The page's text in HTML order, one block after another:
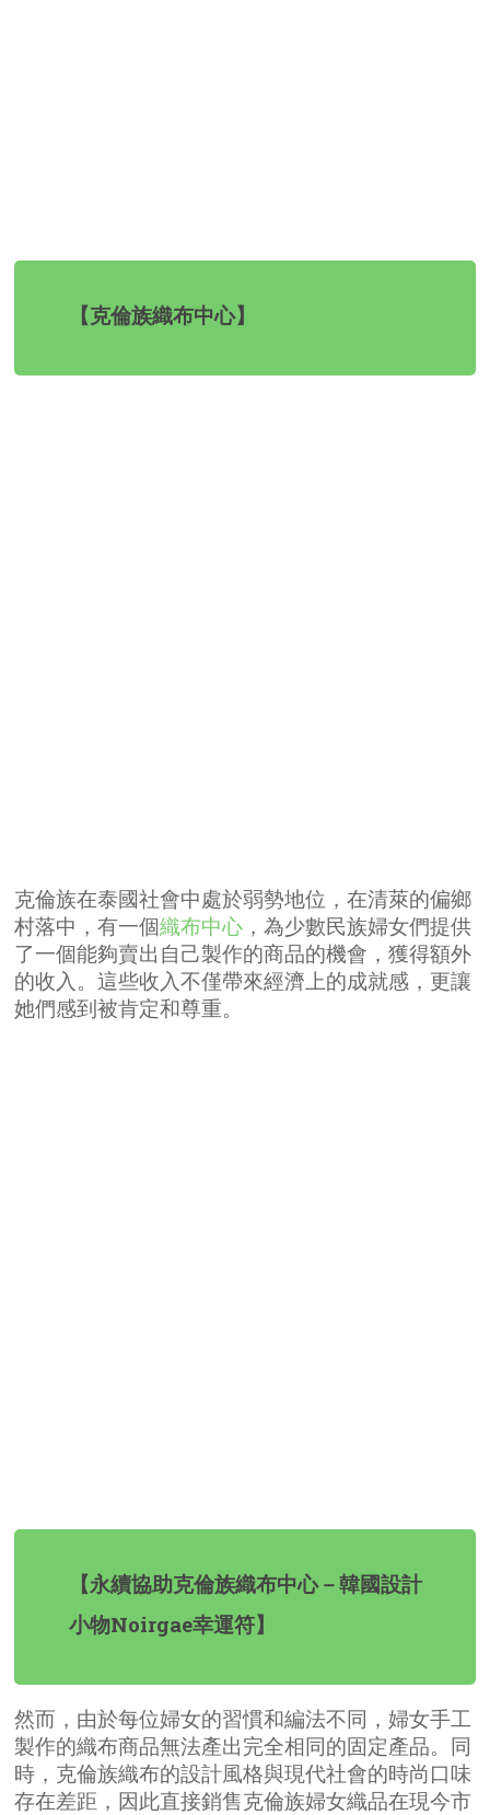
【克倫族織布中心】
克倫族在泰國社會中處於弱勢地位，在清萊的偏鄉
村落中，有一個織布中心 ，為少數民族婦女們提供
了一個能夠賣出自己製作的商品的機會，獲得額外
的收入。這些收入不僅帶來經濟上的成就感，更讓
她們感到被肯定和尊重。
【永續協助克倫族織布中心－韓國設計
小物Noirgae幸運符】
然而，由於每位婦女的習慣和編法不同，婦女手工
製作的織布商品無法產出完全相同的固定產品。同
時，克倫族織布的設計風格與現代社會的時尚口味
存在差距，因此直接銷售克倫族婦女織品在現今市